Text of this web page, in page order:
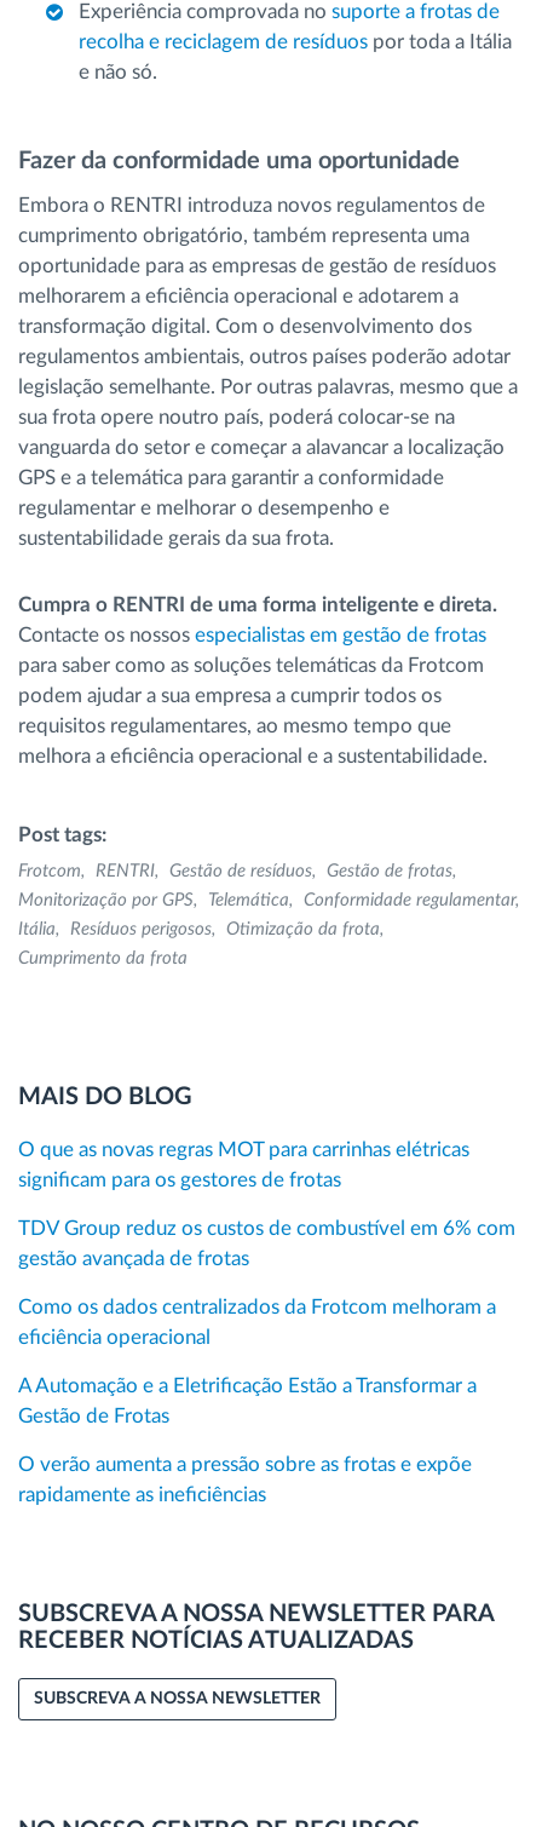
Experiência comprovada no suporte a frotas de
recolha e reciclagem de resíduos por toda a Itália
e não só.
Fazer da conformidade uma oportunidade
Embora o RENTRI introduza novos regulamentos de
cumprimento obrigatório, também representa uma
oportunidade para as empresas de gestão de resíduos
melhorarem a eficiência operacional e adotarem a
transformação digital. Com o desenvolvimento dos
regulamentos ambientais, outros países poderão adotar
legislação semelhante. Por outras palavras, mesmo que a
sua frota opere noutro país, poderá colocar-se na
vanguarda do setor e começar a alavancar a localização
GPS e a telemática para garantir a conformidade
regulamentar e melhorar o desempenho e
sustentabilidade gerais da sua frota.
Cumpra o RENTRI de uma forma inteligente e direta.
Contacte os nossos especialistas em gestão de frotas
para saber como as soluções telemáticas da Frotcom
podem ajudar a sua empresa a cumprir todos os
requisitos regulamentares, ao mesmo tempo que
melhora a eficiência operacional e a sustentabilidade.
Post tags:
Frotcom RENTRI Gestão de resíduos
Gestão de frotas
Monitorização por GPS
Telemática
Conformidade regulamentar
Itália
Resíduos perigosos
Otimização da frota
Cumprimento da frota
MAIS DO BLOG
O que as novas regras MOT para carrinhas elétricas
significam para os gestores de frotas
TDV Group reduz os custos de combustível em 6% com
gestão avançada de frotas
Como os dados centralizados da Frotcom melhoram a
eficiência operacional
A Automação e a Eletrificação Estão a Transformar a
Gestão de Frotas
O verão aumenta a pressão sobre as frotas e expõe
rapidamente as ineficiências
SUBSCREVA A NOSSA NEWSLETTER PARA
RECEBER NOTÍCIAS ATUALIZADAS
SUBSCREVA A NOSSA NEWSLETTER